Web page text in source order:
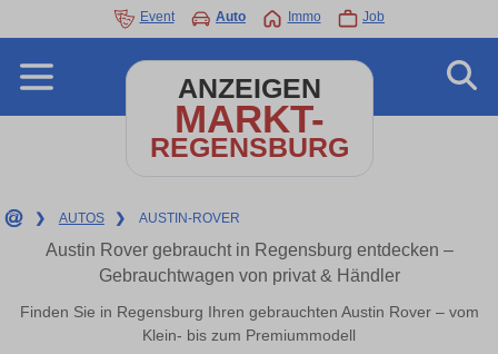
Event Auto Immo Job
ANZEIGEN
MARKT-
REGENSBURG
❯ AUTOS ❯ AUSTIN-ROVER
Austin Rover gebraucht in Regensburg entdecken –
Gebrauchtwagen von privat & Händler
Finden Sie in Regensburg Ihren gebrauchten Austin Rover – vom
Klein- bis zum Premiummodell